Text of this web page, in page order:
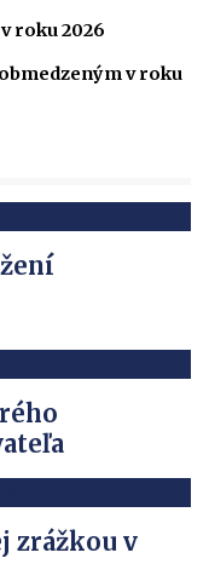
roku 2026
v roku
zrážkou v